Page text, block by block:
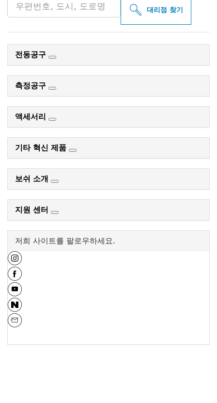
대리점 찾기
전동공구
측정공구
액세서리
기타 혁신 제품
보쉬 소개
지원 센터
저희 사이트를 팔로우하세요.